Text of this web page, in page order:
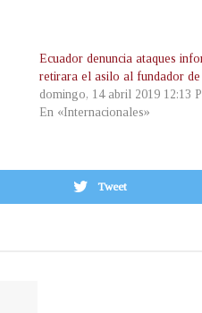
Ecuador denuncia ataques
retirara el asilo al fundador
domingo, 14 abril 2019 12:13
En «Internacionales»
Tweet